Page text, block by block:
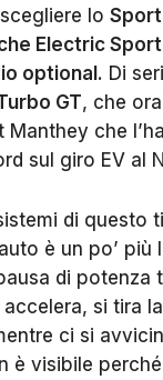
lo
Electric
optional . Di
GT, che
che
sul giro EV al
di questo
è un po’ più
di potenza
accelera, si tira
ci si
è visibile